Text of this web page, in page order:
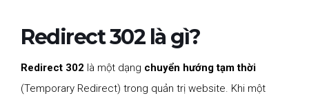
Redirect 302 là gì?
Redirect 302 là một dạng chuyển hướng tạm thời
(Temporary Redirect) trong quản trị website. Khi một